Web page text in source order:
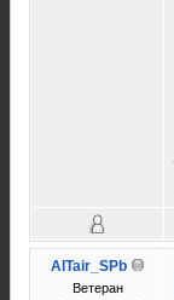
AlTair_SPb
Ветеран